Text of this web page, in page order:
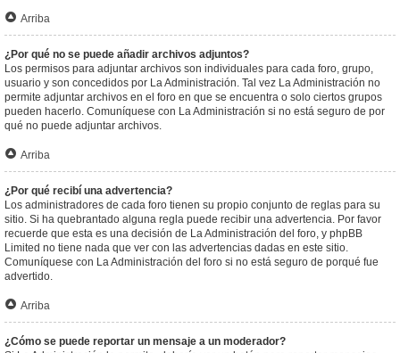
Arriba
¿Por qué no se puede añadir archivos adjuntos?
Los permisos para adjuntar archivos son individuales para cada foro, grupo,
usuario y son concedidos por La Administración. Tal vez La Administración no
permite adjuntar archivos en el foro en que se encuentra o solo ciertos grupos
pueden hacerlo. Comuníquese con La Administración si no está seguro de por
qué no puede adjuntar archivos.
Arriba
¿Por qué recibí una advertencia?
Los administradores de cada foro tienen su propio conjunto de reglas para su
sitio. Si ha quebrantado alguna regla puede recibir una advertencia. Por favor
recuerde que esta es una decisión de La Administración del foro, y phpBB
Limited no tiene nada que ver con las advertencias dadas en este sitio.
Comuníquese con La Administración del foro si no está seguro de porqué fue
advertido.
Arriba
¿Cómo se puede reportar un mensaje a un moderador?